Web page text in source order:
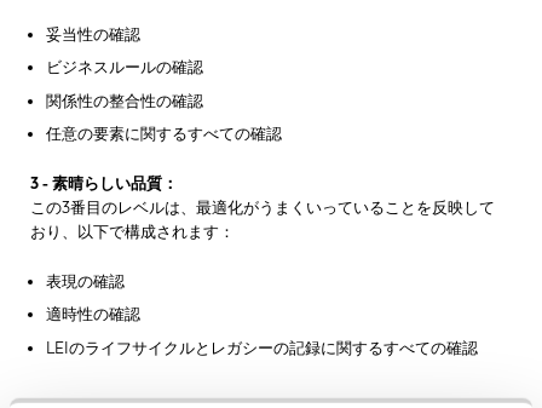
妥当性の確認
ビジネスルールの確認
関係性の整合性の確認
任意の要素に関するすべての確認
3 - 素晴らしい品質：
この3番目のレベルは、最適化がうまくいっていることを反映して
おり、以下で構成されます：
表現の確認
適時性の確認
LEIのライフサイクルとレガシーの記録に関するすべての確認